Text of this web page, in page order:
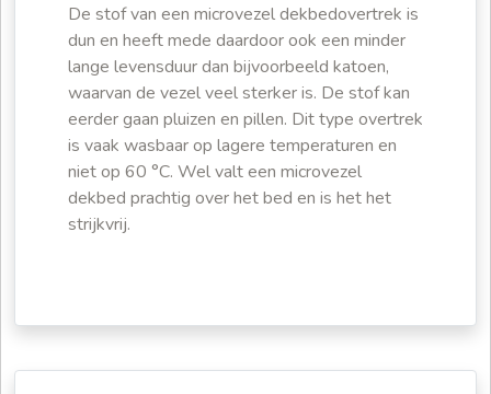
De stof van een microvezel dekbedovertrek is
dun en heeft mede daardoor ook een minder
lange levensduur dan bijvoorbeeld katoen,
waarvan de vezel veel sterker is. De stof kan
eerder gaan pluizen en pillen. Dit type overtrek
is vaak wasbaar op lagere temperaturen en
niet op 60 °C. Wel valt een microvezel
dekbed prachtig over het bed en is het het
strijkvrij.